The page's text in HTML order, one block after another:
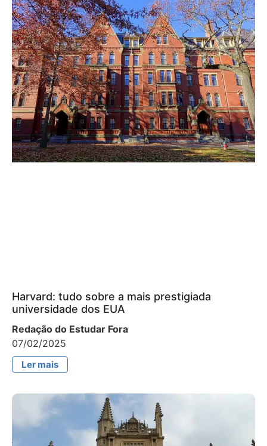
Harvard: tudo sobre a mais prestigiada
universidade dos EUA
Redação do Estudar Fora
07/02/2025
Ler mais